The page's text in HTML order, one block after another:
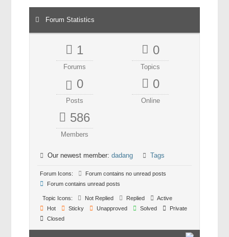
Forum Statistics
1
Forums
0
Topics
0
Posts
0
Online
586
Members
Our newest member:dadang Tags
Forum Icons:
Forum contains no unread posts
Forum contains unread posts
Topic Icons: Not Replied Replied
Active
Hot
Sticky Unapproved Solved
Private
Closed